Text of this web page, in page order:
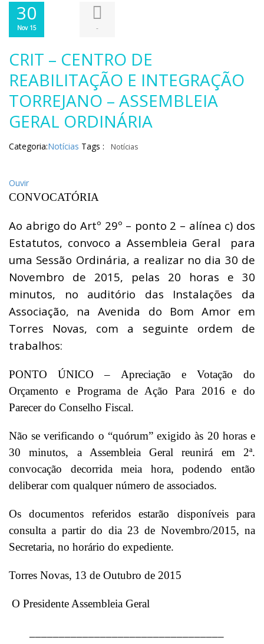
30
Nov 15 -
CRIT – CENTRO DE
REABILITAÇÃO E INTEGRAÇÃO
TORREJANO – ASSEMBLEIA
GERAL ORDINÁRIA
Categoria:Notícias Tags : Notícias
Ouvir
CONVOCATÓRIA
Ao abrigo do Artº 29º – ponto 2 – alínea c) dos
Estatutos, convoco a Assembleia Geral para
uma Sessão Ordinária, a realizar no dia 30 de
Novembro de 2015, pelas 20 horas e 30
minutos, no auditório das Instalações da
Associação, na Avenida do Bom Amor em
Torres Novas, com a seguinte ordem de
trabalhos:
PONTO ÚNICO – Apreciação e Votação do
Orçamento e Programa de Ação Para 2016 e do
Parecer do Conselho Fiscal.
Não se verificando o “quórum” exigido às 20 horas e
30 minutos, a Assembleia Geral reunirá em 2ª.
convocação decorrida meia hora, podendo então
deliberar com qualquer número de associados.
Os documentos referidos estarão disponíveis para
consulta a partir do dia 23 de Novembro/2015, na
Secretaria, no horário do expediente.
Torres Novas, 13 de Outubro de 2015
O Presidente Assembleia Geral